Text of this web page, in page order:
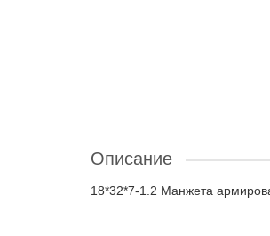
Описание
18*32*7-1.2 Манжета